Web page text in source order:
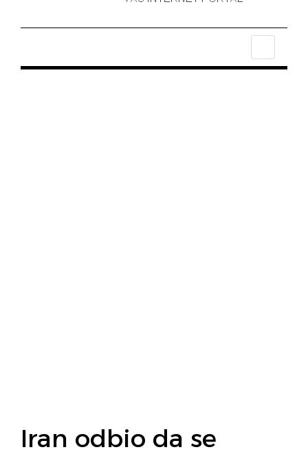
Iran odbio da se